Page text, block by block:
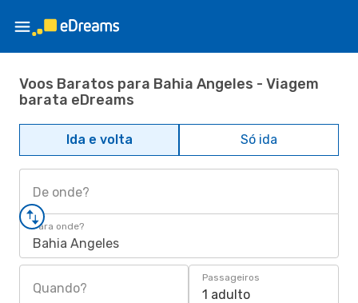
Voos Baratos para Bahia Angeles - Viagem
barata eDreams
Ida e volta Só ida
De onde?
Para onde?
Bahia Angeles
Quando?
Passageiros
1 adulto